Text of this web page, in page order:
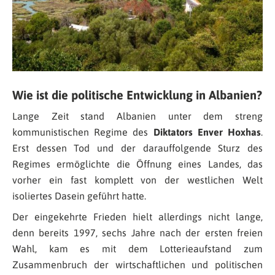
Wie ist die politische Entwicklung in Albanien?
Lange Zeit stand Albanien unter dem streng
kommunistischen Regime des Diktators Enver Hoxhas.
Erst dessen Tod und der darauffolgende Sturz des
Regimes ermöglichte die Öffnung eines Landes, das
vorher ein fast komplett von der westlichen Welt
isoliertes Dasein geführt hatte.
Der eingekehrte Frieden hielt allerdings nicht lange,
denn bereits 1997, sechs Jahre nach der ersten freien
Wahl, kam es mit dem Lotterieaufstand zum
Zusammenbruch der wirtschaftlichen und politischen